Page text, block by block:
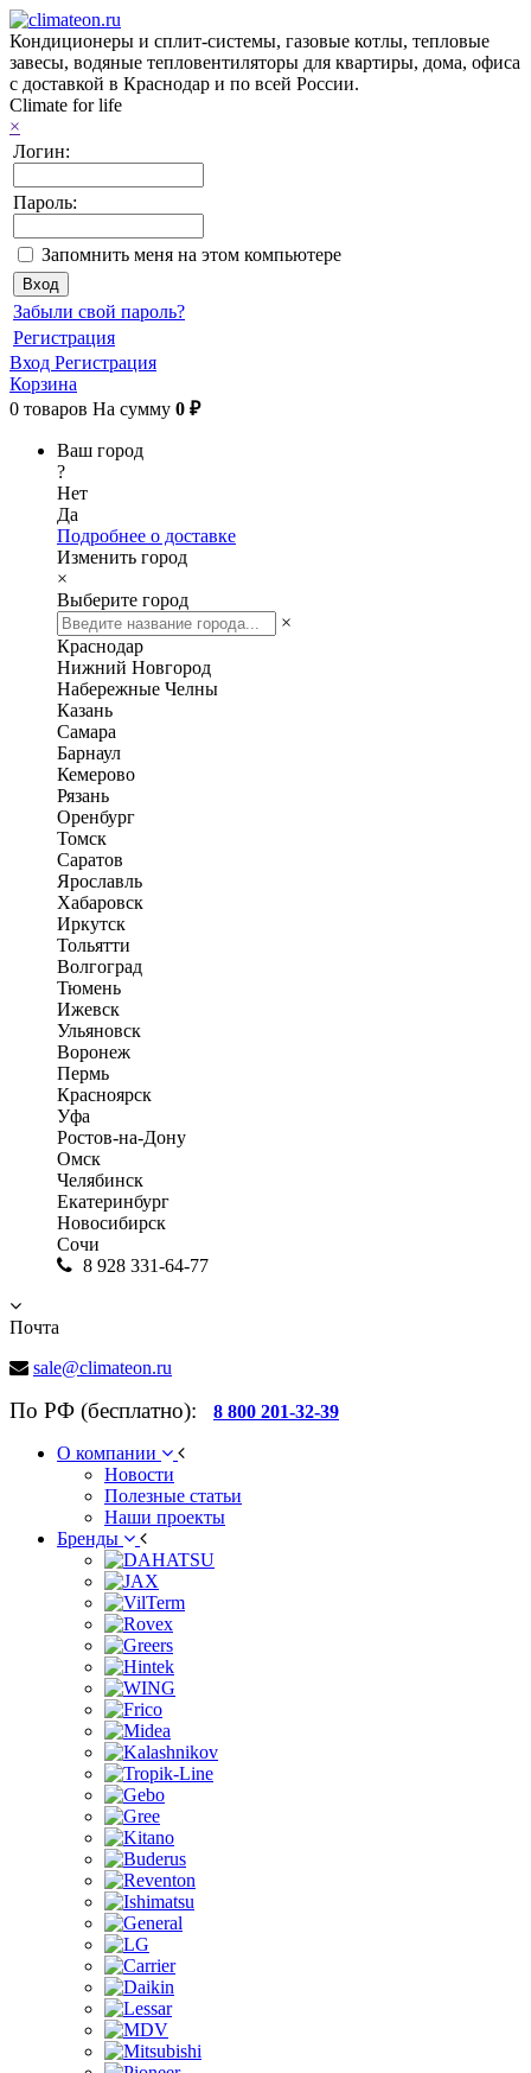
Кондиционеры и сплит-системы, газовые котлы, тепловые
завесы, водяные тепловентиляторы для квартиры, дома, офиса
с доставкой в Краснодар и по всей России.
Climate for life
×
Логин:
Пароль:
Запомнить меня на этом компьютере
Забыли свой пароль?
Регистрация
Вход Регистрация
Корзина
0 товаров На сумму 0 ₽
Ваш город
?
Нет
Да
Подробнее о доставке
Изменить город
×
Выберите город
×
Краснодар
Нижний Новгород
Набережные Челны
Казань
Самара
Барнаул
Кемерово
Рязань
Оренбург
Томск
Саратов
Ярославль
Хабаровск
Иркутск
Тольятти
Волгоград
Тюмень
Ижевск
Ульяновск
Воронеж
Пермь
Красноярск
Уфа
Ростов-на-Дону
Омск
Челябинск
Екатеринбург
Новосибирск
Сочи
8 928 331-64-77
Почта
sale@climateon.ru
По РФ (бесплатно): 8 800 201-32-39
О компании
Новости
Полезные статьи
Наши проекты
Бренды